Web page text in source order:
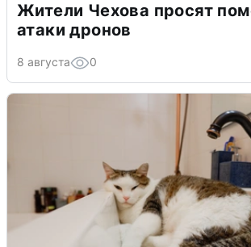
Жители Чехова просят
атаки дронов
8 августа 0